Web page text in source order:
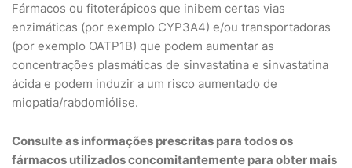
Fármacos ou fitoterápicos que inibem certas vias
enzimáticas (por exemplo CYP3A4) e/ou transportadoras
(por exemplo OATP1B) que podem aumentar as
concentrações plasmáticas de sinvastatina e sinvastatina
ácida e podem induzir a um risco aumentado de
miopatia/rabdomiólise.
Consulte as informações prescritas para todos os
fármacos utilizados concomitantemente para obter mais